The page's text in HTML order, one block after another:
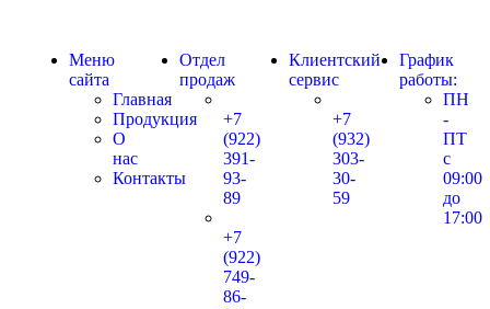
Меню
сайта
Главная
Продукция
О
нас
Контакты
Отдел
продаж
+7
(922)
391-
93-
89
+7
(922)
749-
86-
Клиентский
сервис
+7
(932)
303-
30-
59
График
работы:
ПН
-
ПТ
с
09:00
до
17:00